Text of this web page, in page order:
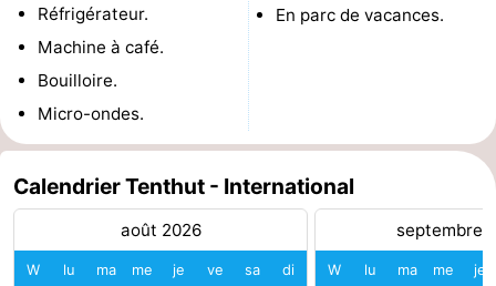
jeux
de
intérieures
Bowling
-
Parcours
de
golf
Centres
de
être
Villages
villes
Sports
Réfrigérateur.
Machine à café.
Bouilloire.
Micro-ondes.
En parc de vacances.
Calendrier Tenthut - International
août 2026
W lu ma me je ve sa di
septembre
W lu ma me je